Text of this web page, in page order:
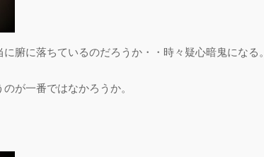
腑に落ちているのだろうか・・時々疑心暗鬼になる。
が一番ではなかろうか。